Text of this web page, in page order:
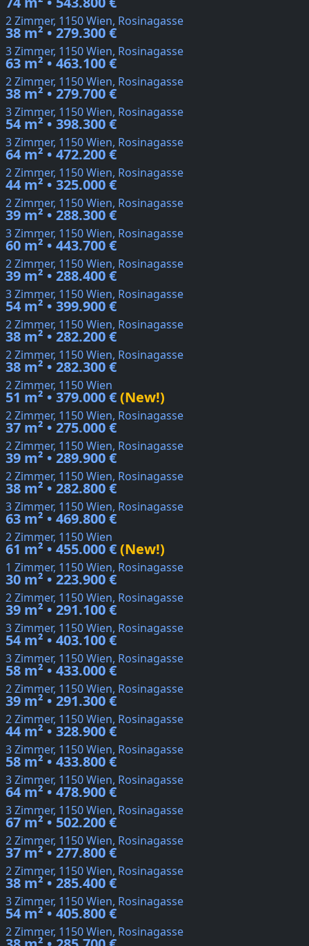
2 Zimmer, 1150 Wien, Rosinagasse
38 m² • 279.300 €
3 Zimmer, 1150 Wien, Rosinagasse
63 m² • 463.100 €
2 Zimmer, 1150 Wien, Rosinagasse
38 m² • 279.700 €
3 Zimmer, 1150 Wien, Rosinagasse
54 m² • 398.300 €
3 Zimmer, 1150 Wien, Rosinagasse
64 m² • 472.200 €
2 Zimmer, 1150 Wien, Rosinagasse
44 m² • 325.000 €
2 Zimmer, 1150 Wien, Rosinagasse
39 m² • 288.300 €
3 Zimmer, 1150 Wien, Rosinagasse
60 m² • 443.700 €
2 Zimmer, 1150 Wien, Rosinagasse
39 m² • 288.400 €
3 Zimmer, 1150 Wien, Rosinagasse
54 m² • 399.900 €
2 Zimmer, 1150 Wien, Rosinagasse
38 m² • 282.200 €
2 Zimmer, 1150 Wien, Rosinagasse
38 m² • 282.300 €
2 Zimmer, 1150 Wien
51 m² • 379.000 €(New!)
2 Zimmer, 1150 Wien, Rosinagasse
37 m² • 275.000 €
2 Zimmer, 1150 Wien, Rosinagasse
39 m² • 289.900 €
2 Zimmer, 1150 Wien, Rosinagasse
38 m² • 282.800 €
3 Zimmer, 1150 Wien, Rosinagasse
63 m² • 469.800 €
2 Zimmer, 1150 Wien
61 m² • 455.000 €(New!)
1 Zimmer, 1150 Wien, Rosinagasse
30 m² • 223.900 €
2 Zimmer, 1150 Wien, Rosinagasse
39 m² • 291.100 €
3 Zimmer, 1150 Wien, Rosinagasse
54 m² • 403.100 €
3 Zimmer, 1150 Wien, Rosinagasse
58 m² • 433.000 €
2 Zimmer, 1150 Wien, Rosinagasse
39 m² • 291.300 €
2 Zimmer, 1150 Wien, Rosinagasse
44 m² • 328.900 €
3 Zimmer, 1150 Wien, Rosinagasse
58 m² • 433.800 €
3 Zimmer, 1150 Wien, Rosinagasse
64 m² • 478.900 €
3 Zimmer, 1150 Wien, Rosinagasse
67 m² • 502.200 €
2 Zimmer, 1150 Wien, Rosinagasse
37 m² • 277.800 €
2 Zimmer, 1150 Wien, Rosinagasse
38 m² • 285.400 €
3 Zimmer, 1150 Wien, Rosinagasse
54 m² • 405.800 €
2 Zimmer, 1150 Wien, Rosinagasse